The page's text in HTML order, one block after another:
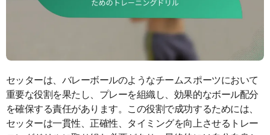
セッターは、バレーボールのようなチームスポーツにおいて
重要な役割を果たし、プレーを組織し、効果的なボール配分
を確保する責任があります。この役割で成功するためには、
セッターは一貫性、正確性、タイミングを向上させるトレー